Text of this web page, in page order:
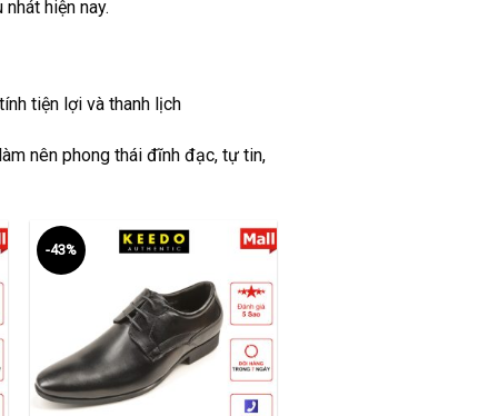
hiện nay.
tiện lợi và thanh lịch
nên phong thái đĩnh đạc, tự tin,
-43%